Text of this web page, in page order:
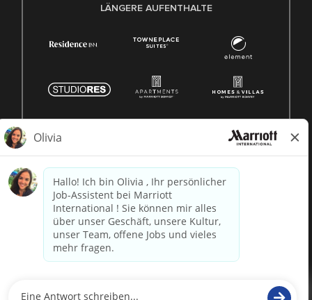
LÄNGERE AUFENTHALTE
vorbehalten. Marriott-Eigentumsinformationen